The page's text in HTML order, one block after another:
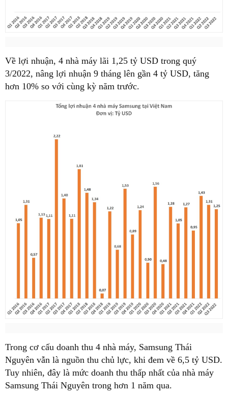
Về lợi nhuận , 4 nhà máy lãi 1,25 tỷ USD trong quý
3/2022, nâng lợi nhuận 9 tháng lên gần 4 tỷ USD, tăng
hơn 10% so với cùng kỳ năm trước.
Trong cơ cấu doanh thu 4 nhà máy, Samsung Thái
Nguyên vẫn là nguồn thu chủ lực, khi đem về 6,5 tỷ USD.
Tuy nhiên, đây là mức doanh thu thấp nhất của nhà máy
Samsung Thái Nguyên trong hơn 1 năm qua.